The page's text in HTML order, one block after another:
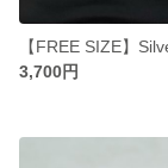
3,700円